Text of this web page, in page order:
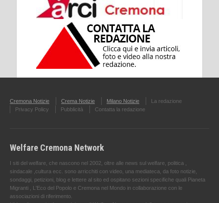
Cremona Notizie Crema Notizie Milano Notizie
La redazione
Privacy Policy
Pubblicità Contatta la redazione
Welfare Cremona Network
I siti del welfare, che nascono nel 2002, oltre alle news sul welfare, politica ,
sindacale ,cultura ecc. sono arricchiti con video, una mediateca, da foto notizie,
sondaggi, petizioni, blog e lettere al sito ed ospitano sezioni specifiche quali Pianeta
Migranti , L'Eco del Popolo e Cremona nel Mondo in collaborazione con le
associazioni di riferimento.